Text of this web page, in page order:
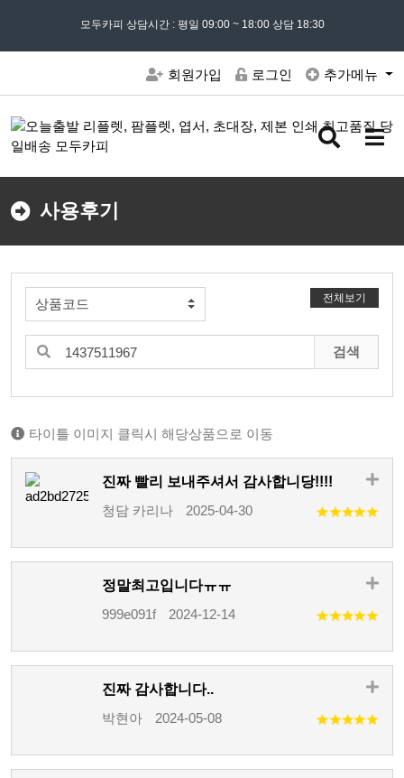
모든 문의는02) 302 - 7797및 ' 견적문의 ' 게시판을 이용해주세요
모두카피 상담시간 : 평일 09:00 ~ 18:00 상담 18:30
회원가입 로그인 추가메뉴
검
버
메
버
사용후기
전체보기
검색
타이틀 이미지 클릭시 해당상품으로 이동
진짜 빨리 보내주셔서 감사합니당!!!!
청담 카리나
2025-04-30
정말최고입니다ㅠㅠ
999e091f
2024-12-14
진짜 감사합니다..
박현아
2024-05-08